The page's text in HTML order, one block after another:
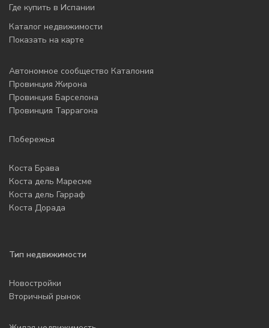
Где купить в Испании
Каталог недвижимости
Показать на карте
Автономное сообщество Каталония
Провинция Жирона
Провинция Барселона
Провинция Таррагона
Побережья
Коста Брава
Коста дель Маресме
Коста дель Гарраф
Коста Дорада
Тип недвижимости
Новостройки
Вторичный рынок